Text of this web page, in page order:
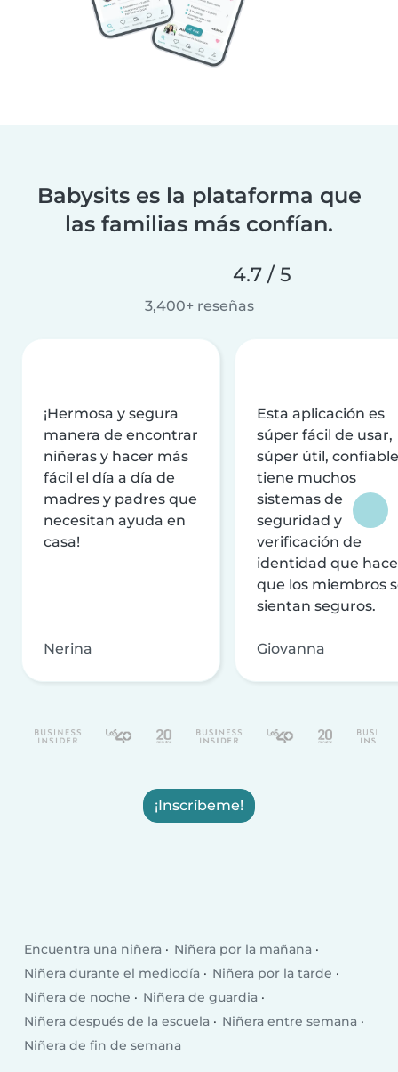
Babysits es la plataforma que
las familias más confían.
4.7 / 5
3,400+ reseñas
¡Hermosa y segura
manera de encontrar
niñeras y hacer más
fácil el día a día de
madres y padres que
necesitan ayuda en
casa!
Nerina
Esta aplicación es
súper fácil de usar,
súper útil,
tiene muchos
sistemas de
seguridad y
verificación de
identidad que
que los miembros
sientan seguros.
Giovanna
¡Inscríbeme!
Encuentra una niñera
Niñera por la mañana
Niñera durante el mediodía
Niñera por la tarde
Niñera de noche
Niñera de guardia
Niñera después de la escuela
Niñera entre semana
Niñera de fin de semana